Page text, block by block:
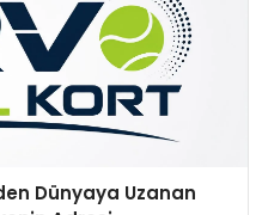
Dünyaya Uzanan